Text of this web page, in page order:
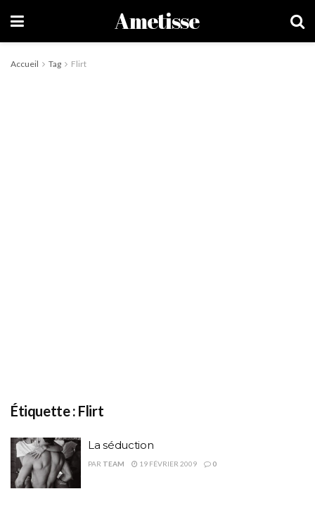
Ametisse
Accueil Tag Flirt
Étiquette : Flirt
La séduction
PAR TEAM 19 FÉVRIER 2009 0